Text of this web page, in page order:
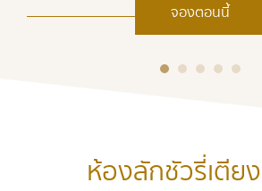
จองตอนนี้
ห้องลักชัวรี่เตีย